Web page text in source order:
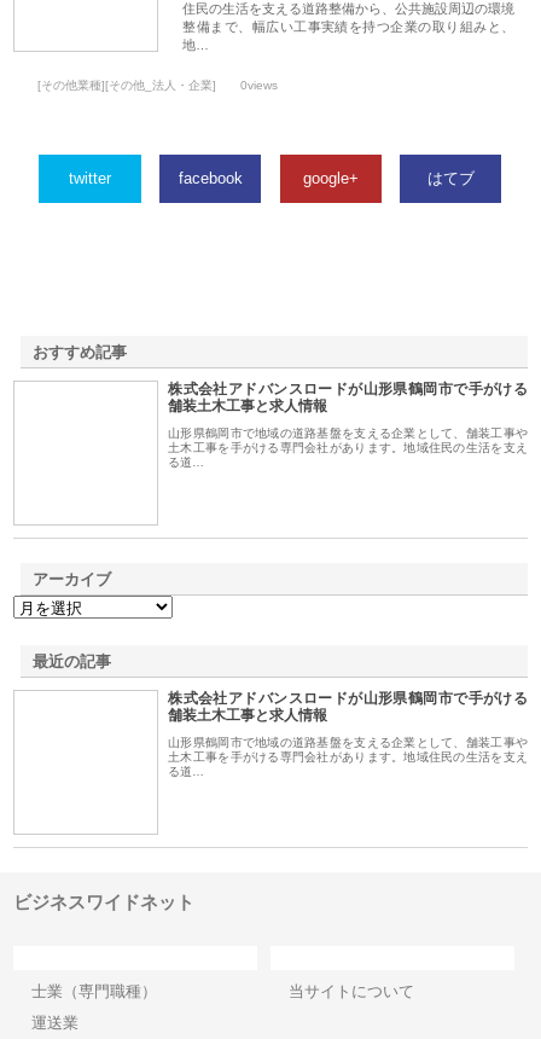
住民の生活を支える道路整備から、公共施設周辺の環境
整備まで、幅広い工事実績を持つ企業の取り組みと、
地…
[その他業種][その他_法人・企業] 0views
twitter facebook google+ はてブ
おすすめ記事
株式会社アドバンスロードが山形県鶴岡市で手がける
舗装土木工事と求人情報
山形県鶴岡市で地域の道路基盤を支える企業として、舗装工事や
土木工事を手がける専門会社があります。地域住民の生活を支え
る道…
アーカイブ
最近の記事
株式会社アドバンスロードが山形県鶴岡市で手がける
舗装土木工事と求人情報
山形県鶴岡市で地域の道路基盤を支える企業として、舗装工事や
土木工事を手がける専門会社があります。地域住民の生活を支え
る道…
ビジネスワイドネット
士業（専門職種）
運送業
当サイトについて